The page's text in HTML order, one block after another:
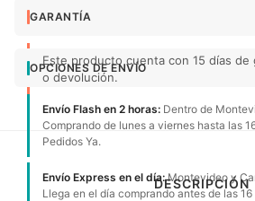
GARANTÍA
Este producto cuenta con 15 días de
o devolución.
OPCIONES DE ENVÍO
Envío Flash en 2 horas: Dentro de
Comprando de lunes a viernes hasta las
Pedidos Ya.
Envío Express en el día:Montevideo y
Llega en el día comprando antes de las
DESCRIPCIÓN